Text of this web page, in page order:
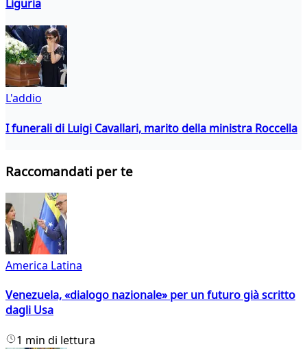
Liguria
L'addio
I funerali di Luigi Cavallari, marito della ministra Roccella
Raccomandati per te
America Latina
Venezuela, «dialogo nazionale» per un futuro già scritto
dagli Usa
1 min di lettura